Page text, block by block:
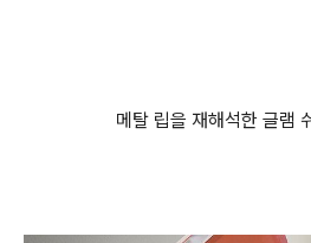
메탈 립을 재해석한 글램